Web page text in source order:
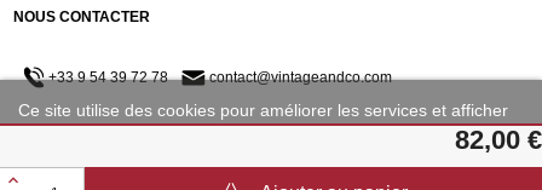
Ce site utilise des cookies pour améliorer les services et afficher
Plus d'informations Personnaliser les cookies
82,00 €
NOUS CONTACTER
+33 9 54 39 72 78 contact@vintageandco.com